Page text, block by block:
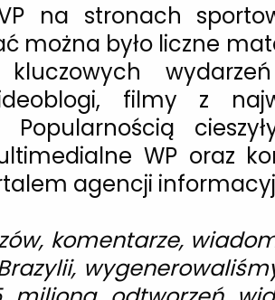
na stronach
można było liczne
filmy z
Popularnością
WP oraz
agencji
komentarze,